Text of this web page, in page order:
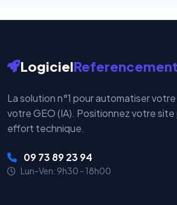
LogicielReferencement
La solution n°1 pour automatiser
votre GEO (IA). Positionnez votre
effort technique.
09 73 89 23 94
Lun-Ven: 9h30 - 18h00